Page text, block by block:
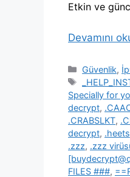
Etkin ve
Devamını
Kategoriler
Güvenlik,
Etiketler
Specially for
decrypt,
.CRABSLKT,
decrypt, .heets
.zzz, .zzz
FILES ###,